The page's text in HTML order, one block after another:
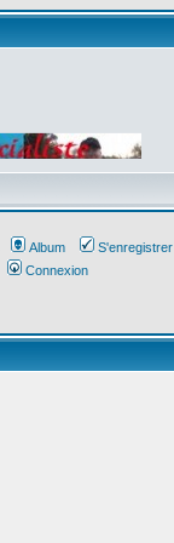
Album
S'enregistrer
Connexion